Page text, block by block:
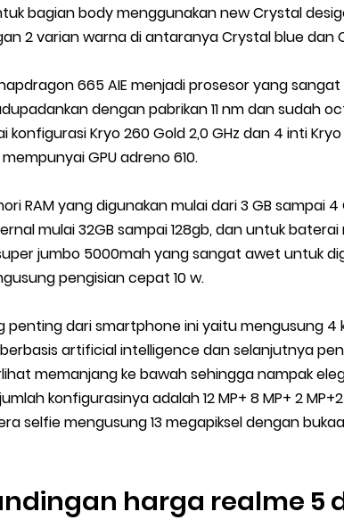
bagian body menggunakan new Crystal
2 varian warna di antaranya Crystal blue dan
665 AIE menjadi prosesor yang
dengan pabrikan 11 nm dan sudah
konfigurasi Kryo 260 Gold 2,0 GHz dan 4 inti Kryo
GPU adreno 610.
RAM yang digunakan mulai dari 3 GB sampai
mulai 32GB sampai 128gb, dan untuk
jumbo 5000mah yang sangat awet untuk
pengisian cepat 10 w.
penting dari smartphone ini yaitu mengusung 4
artificial intelligence dan selanjutnya
memanjang ke bawah sehingga nampak
konfigurasinya adalah 12 MP+ 8 MP+ 2
selfie mengusung 13 megapiksel dengan
harga realme 5